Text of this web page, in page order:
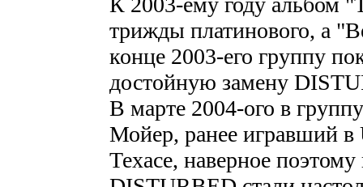
трижды платинового, а
конце 2003-его группу
достойную замену
В марте 2004-ого в
Мойер, ранее игравший
Техасе, наверное